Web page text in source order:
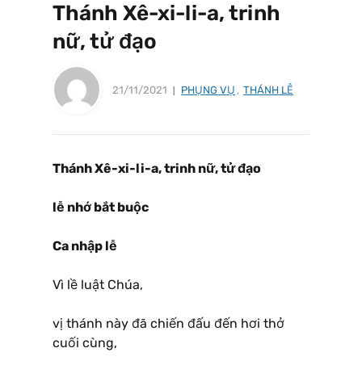
Thánh Xê-xi-li-a, trinh
nữ, tử đạo
21/11/2021 PHỤNG VỤ , THÁNH LỄ
Thánh Xê-xi-li-a, trinh nữ, tử đạo
lễ nhớ bắt buộc
Ca nhập lễ
Vì lề luật Chúa,
vị thánh này đã chiến đấu đến hơi thở
cuối cùng,